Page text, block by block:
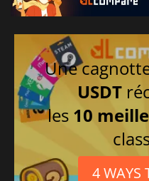
Une
USDT
les 10
4 WAYS